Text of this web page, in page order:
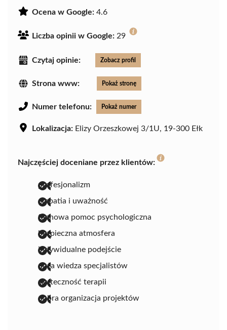
Ocena w Google: 4.6
Liczba opinii w Google: 29
Czytaj opinie: Zobacz profil
Strona www: Pokaż stronę
Numer telefonu: Pokaż numer
Lokalizacja: Elizy Orzeszkowej 3/1U, 19-300 Ełk
Najczęściej doceniane przez klientów:
profesjonalizm
empatia i uważność
fachowa pomoc psychologiczna
bezpieczna atmosfera
indywidualne podejście
duża wiedza specjalistów
skuteczność terapii
dobra organizacja projektów